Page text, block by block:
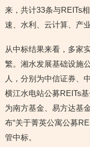
来，共计33条与REITs
速、水利、云计算、产
从中标结果来看，多家
繁。湘水发展基础设施
人，分别为中信证券、
横江水电站公募REITs
为南方基金、易方达基
布“关于菁英公寓公募
管中标。